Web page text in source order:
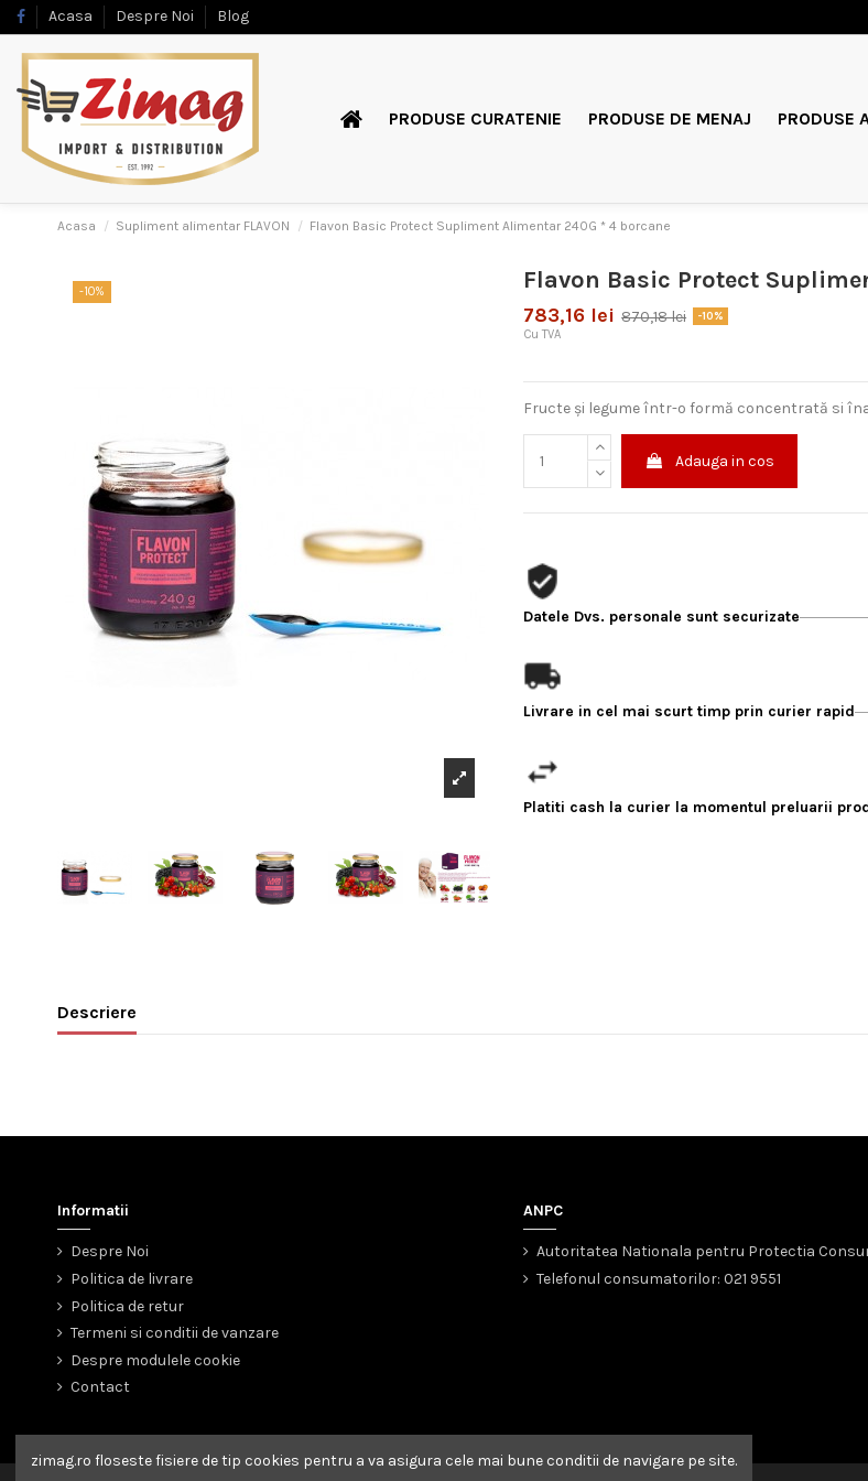
Acasa Despre Noi Blog
PRODUSE CURATENIE PRODUSE DE MENAJ PRODUSE
Acasa Supliment alimentar FLAVON Flavon Basic Protect Supliment Alimentar 240G * 4 borcane
-10% Flavon Basic Protect
783,16 lei 870,18 lei
-10%
Cu TVA
Fructe și legume într-o formă concentrată si
Adauga in cos
Datele Dvs. personale sunt securizate
Livrare in cel mai scurt timp prin curier rapid
Platiti cash la curier la momentul preluarii
Descriere
Informatii
Despre Noi
Politica de livrare
Politica de retur
Termeni si conditii de vanzare
Despre modulele cookie
Contact
ANPC
Autoritatea Nationala pentru Protectia
Telefonul consumatorilor: 021 9551
zimag.ro floseste fisiere de tip cookies pentru a va asigura cele mai bune conditii de navigare pe site.